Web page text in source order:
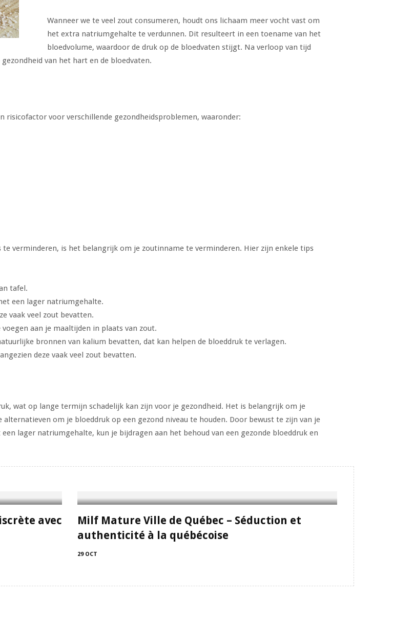
Wanneer we te veel zout consumeren, houdt ons lichaam meer vocht vast om
het extra natriumgehalte te verdunnen. Dit resulteert in een toename van het
bloedvolume, waardoor de druk op de bloedvaten stijgt. Na verloop van tijd
van het hart en de bloedvaten.
risicofactor voor verschillende gezondheidsproblemen, waaronder:
te verminderen, is het belangrijk om je zoutinname te verminderen. Hier zijn enkele tips
tafel.
een lager natriumgehalte.
vaak veel zout bevatten.
aan je maaltijden in plaats van zout.
bronnen van kalium bevatten, dat kan helpen de bloeddruk te verlagen.
deze vaak veel zout bevatten.
wat op lange termijn schadelijk kan zijn voor je gezondheid. Het is belangrijk om je
om je bloeddruk op een gezond niveau te houden. Door bewust te zijn van je
lager natriumgehalte, kun je bijdragen aan het behoud van een gezonde bloeddruk en
avec
Milf Mature Ville de Québec – Séduction et
authenticité à la québécoise
29 OCT